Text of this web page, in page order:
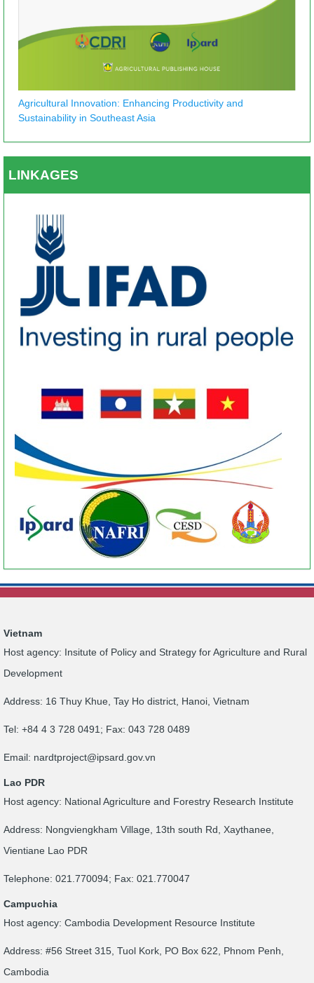
Agricultural Innovation: Enhancing Productivity and
Sustainability in Southeast Asia
LINKAGES
Vietnam
Host agency: Insitute of Policy and Strategy for Agriculture and Rural
Development
Address: 16 Thuy Khue, Tay Ho district, Hanoi, Vietnam
Tel: +84 4 3 728 0491; Fax: 043 728 0489
Email: nardtproject@ipsard.gov.vn
Lao PDR
Host agency: National Agriculture and Forestry Research Institute
Address: Nongviengkham Village, 13th south Rd, Xaythanee,
Vientiane Lao PDR
Telephone: 021.770094; Fax: 021.770047
Campuchia
Host agency: Cambodia Development Resource Institute
Address: #56 Street 315, Tuol Kork, PO Box 622, Phnom Penh,
Cambodia